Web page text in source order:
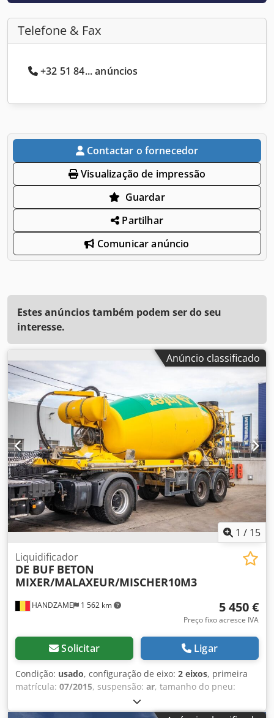
Telefone & Fax
+32 51 84... anúncios
Contactar o fornecedor
Visualização de impressão
Guardar
Partilhar
Comunicar anúncio
Estes anúncios também podem ser do seu
interesse.
Anúncio classificado
1 / 15
HANDZAME 1 562 km
Liquidificador
DE BUF BETON
MIXER/MALAXEUR/MISCHER10M3
5 450 €
Preço fixo acresce IVA
Solicitar Ligar
Condição: usado, configuração de eixo: 2 eixos, primeira
matrícula: 07/2015, suspensão: ar, tamanho do pneu:
, distância entre eixos:
fabrico:2015, Material utilizável: Betão Chedpouc Aqmjfx